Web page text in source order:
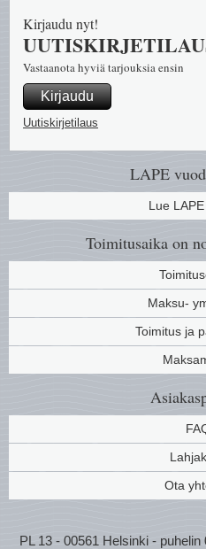
LAPE
Lue
Toimitusaika on
Maksu-
Toimitus ja
Ota
Kirjaudu nyt!
Vastaanota hyviä tarjouksia ensin
Kirjaudu
Uutiskirjetilaus
PL 13 - 00561 Helsinki -